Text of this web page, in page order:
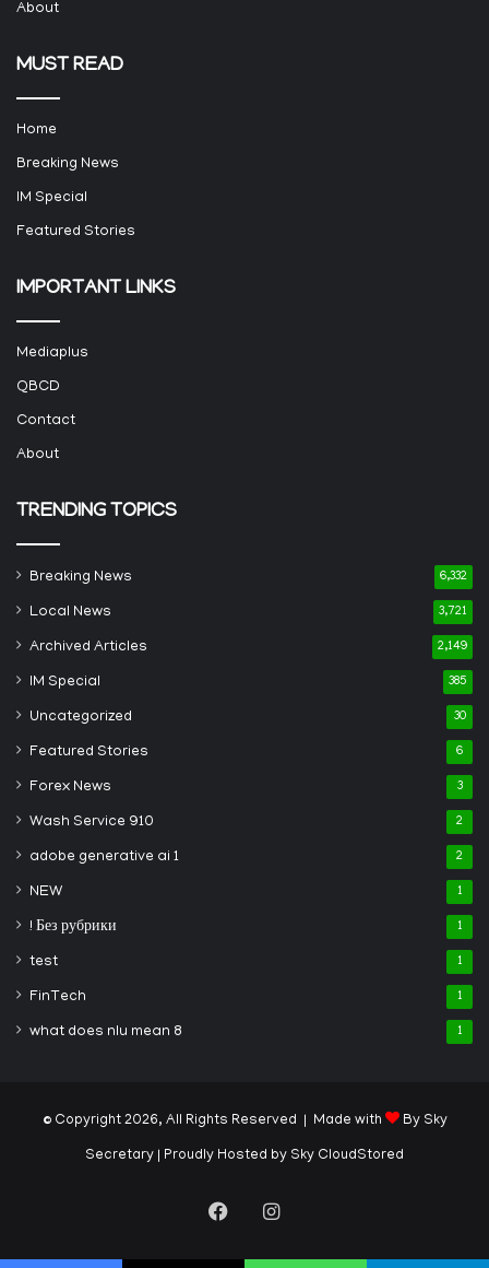
About
MUST READ
Home
Breaking News
IM Special
Featured Stories
IMPORTANT LINKS
Mediaplus
QBCD
Contact
About
TRENDING TOPICS
Breaking News 6,332
Local News 3,721
Archived Articles 2,149
IM Special 385
Uncategorized 30
Featured Stories 6
Forex News 3
Wash Service 910 2
adobe generative ai 1 2
NEW 1
! Без рубрики 1
test 1
FinTech 1
what does nlu mean 8 1
© Copyright 2026, All Rights Reserved | Made with By Sky
Secretary | Proudly Hosted by Sky CloudStored
FacebookInstagram